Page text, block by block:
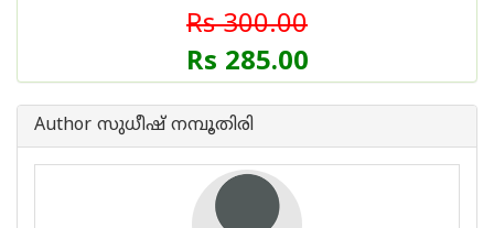
Rs 300.00
Rs 285.00
Author സുധീഷ് നമ്പൂതിരി